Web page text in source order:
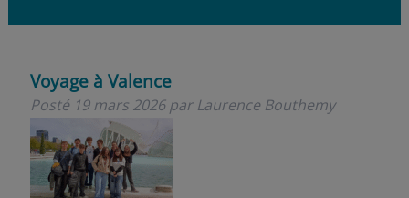
Voyage à Valence
Posté 19 mars 2026 par Laurence Bouthemy